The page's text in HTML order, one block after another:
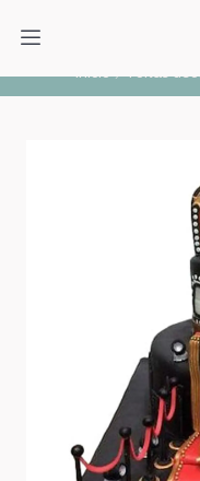
PIDA CON
Inicio Tortas